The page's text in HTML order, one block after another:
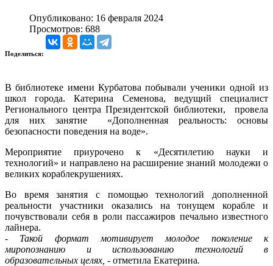
Опубликовано: 16 февраля 2024
Просмотров: 688
Поделиться:
В библиотеке имени Курбатова побывали ученики одной из
школ города. Катерина Семенова, ведущий специалист
Регионального центра Президентской библиотеки, провела
для них занятие «Дополненная реальность: основы
безопасности поведения на воде».
Мероприятие приурочено к «Десятилетию науки и
технологий» и направлено на расширение знаний молодежи о
великих кораблекрушениях.
Во время занятия с помощью технологий дополненной
реальности участники оказались на тонущем корабле и
почувствовали себя в роли пассажиров печально известного
лайнера.
- Такой формат мотивирует молодое поколение к
миропознанию и использованию технологий в
образовательных целях, - отметила Екатерина.